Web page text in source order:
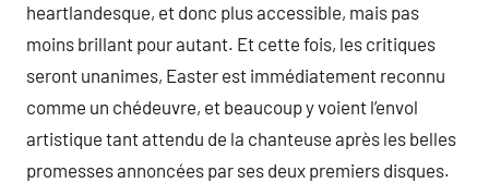
heartlandesque, et donc plus accessible, mais pas
moins brillant pour autant. Et cette fois, les critiques
seront unanimes, Easter est immédiatement reconnu
comme un chédeuvre, et beaucoup y voient l’envol
artistique tant attendu de la chanteuse après les belles
promesses annoncées par ses deux premiers disques.